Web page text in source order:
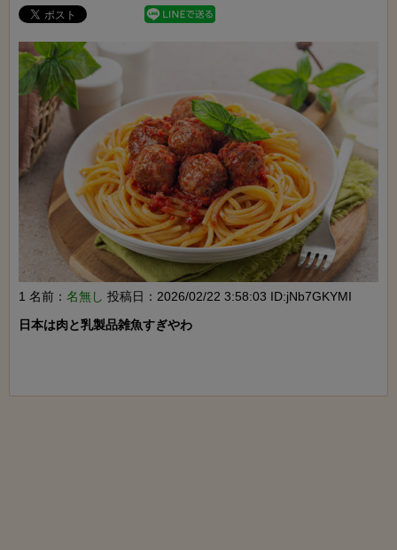
1 名前： 名無し 投稿日：2026/02/22 3:58:03 ID:jNb7GKYMI
日本は肉と乳製品雑魚すぎやわ